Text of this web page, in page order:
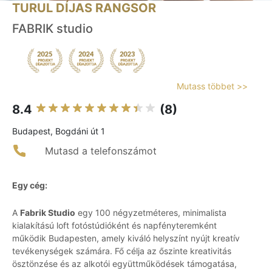
TURUL DÍJAS RANGSOR
FABRIK studio
Mutass többet >>
8.4 (8)
Budapest, Bogdáni út 1
Mutasd a telefonszámot
Egy cég:
A Fabrik Studio egy 100 négyzetméteres, minimalista
kialakítású loft fotóstúdióként és napfényteremként
működik Budapesten, amely kiváló helyszínt nyújt kreatív
tevékenységek számára. Fő célja az őszinte kreativitás
ösztönzése és az alkotói együttműködések támogatása,